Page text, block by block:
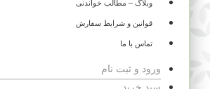
وبلاگ – مطالب خواندنی
قوانین و شرایط سفارش
تماس با ما
ورود و ثبت نام
سبد خرید